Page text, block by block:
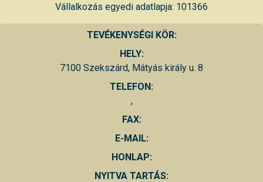
Vállalkozás egyedi adatlapja: 101366
TEVÉKENYSÉGI KÖR:
HELY:
7100 Szekszárd, Mátyás király u. 8
TELEFON:
,
FAX:
E-MAIL:
HONLAP:
NYITVA TARTÁS: